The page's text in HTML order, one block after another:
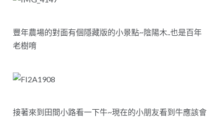
豐年農場的對面有個隱藏版的小景點~陰陽木..也是百年
老樹唷
接著來到田間小路看一下牛~現在的小朋友看到牛應該會